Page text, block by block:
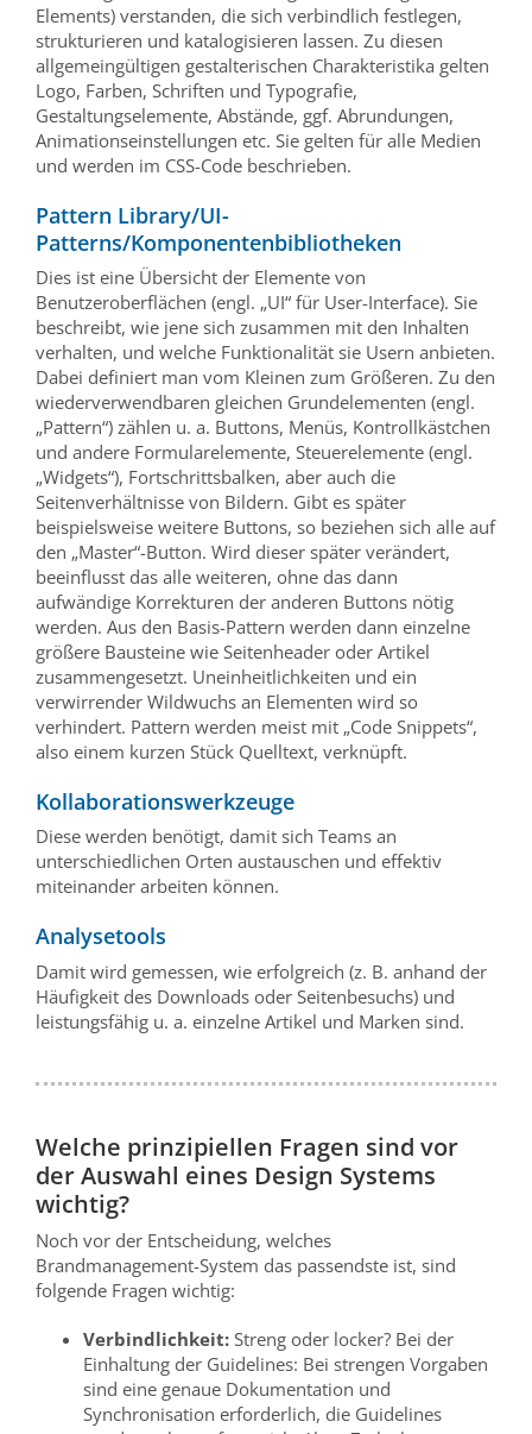
Elements) verstanden, die sich verbindlich festlegen,
strukturieren und katalogisieren lassen. Zu diesen
allgemeingültigen gestalterischen Charakteristika gelten
Logo, Farben, Schriften und Typografie,
Gestaltungselemente, Abstände, ggf. Abrundungen,
Animationseinstellungen etc. Sie gelten für alle Medien
und werden im CSS-Code beschrieben.
Pattern Library/UI-
Patterns/Komponentenbibliotheken
Dies ist eine Übersicht der Elemente von
Benutzeroberflächen (engl. „UI“ für User-Interface). Sie
beschreibt, wie jene sich zusammen mit den Inhalten
verhalten, und welche Funktionalität sie Usern anbieten.
Dabei definiert man vom Kleinen zum Größeren. Zu den
wiederverwendbaren gleichen Grundelementen (engl.
„Pattern“) zählen u. a. Buttons, Menüs, Kontrollkästchen
und andere Formularelemente, Steuerelemente (engl.
„Widgets“), Fortschrittsbalken, aber auch die
Seitenverhältnisse von Bildern. Gibt es später
beispielsweise weitere Buttons, so beziehen sich alle auf
den „Master“-Button. Wird dieser später verändert,
beeinflusst das alle weiteren, ohne das dann
aufwändige Korrekturen der anderen Buttons nötig
werden. Aus den Basis-Pattern werden dann einzelne
größere Bausteine wie Seitenheader oder Artikel
zusammengesetzt. Uneinheitlichkeiten und ein
verwirrender Wildwuchs an Elementen wird so
verhindert. Pattern werden meist mit „Code Snippets“,
also einem kurzen Stück Quelltext, verknüpft.
Kollaborationswerkzeuge
Diese werden benötigt, damit sich Teams an
unterschiedlichen Orten austauschen und effektiv
miteinander arbeiten können.
Analysetools
Damit wird gemessen, wie erfolgreich (z. B. anhand der
Häufigkeit des Downloads oder Seitenbesuchs) und
leistungsfähig u. a. einzelne Artikel und Marken sind.
Welche prinzipiellen Fragen sind vor
der Auswahl eines Design Systems
wichtig?
Noch vor der Entscheidung, welches
Brandmanagement-System das passendste ist, sind
folgende Fragen wichtig:
Verbindlichkeit:Streng oder locker? Bei der
Einhaltung der Guidelines: Bei strengen Vorgaben
sind eine genaue Dokumentation und
Synchronisation erforderlich, die Guidelines